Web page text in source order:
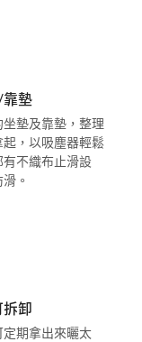
靠墊
坐墊及靠墊，整理
起，以吸塵器輕鬆
不織布止滑設
。
卸
定期拿出來曬太